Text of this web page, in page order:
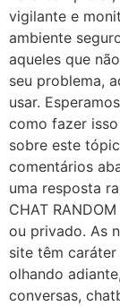
vigilante e
ambiente
aqueles que
seu problema,
usar.
como fazer
sobre este
comentários
uma resposta
CHAT
ou privado. As
site têm
olhando
conversas,